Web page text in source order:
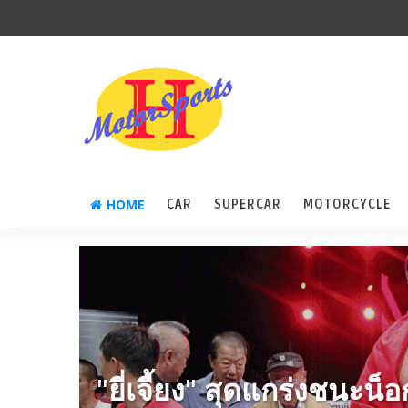
HOME CAR SUPERCAR MOTORCYCLE
"ยี่เจี้ยง" สุดแกร่งชนะน็